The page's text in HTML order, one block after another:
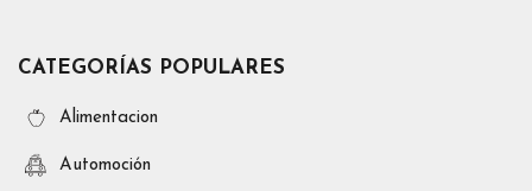
CATEGORÍAS POPULARES
Alimentacion
Automoción